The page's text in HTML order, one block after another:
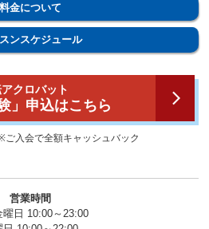
料金について
ンスケジュール
クロバット
」申込はこちら
ご入会で全額キャッシュバック
営業時間
曜日 10:00～23:00